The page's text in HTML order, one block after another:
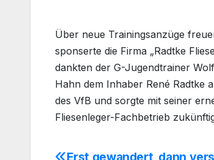
Über neue Trainingsanzüge
sponserte die Firma „Radtke
dankten der G-Jugendtrainer
Hahn dem Inhaber René Radtke
des VfB und sorgte mit seiner
Fliesenleger-Fachbetrieb
Erst gewandert, dann